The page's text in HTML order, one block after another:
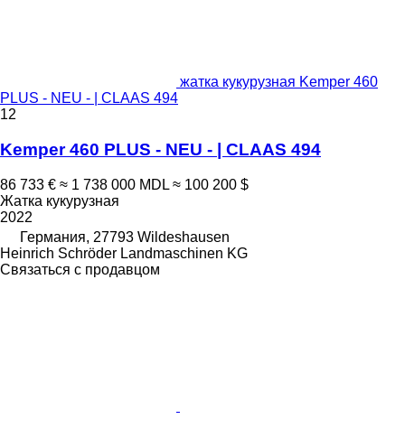
жатка кукурузная Kemper 460
PLUS - NEU - | CLAAS 494
12
Kemper 460 PLUS - NEU - | CLAAS 494
86 733 € ≈ 1 738 000 MDL ≈ 100 200 $
Жатка кукурузная
2022
Германия, 27793 Wildeshausen
Heinrich Schröder Landmaschinen KG
Связаться с продавцом